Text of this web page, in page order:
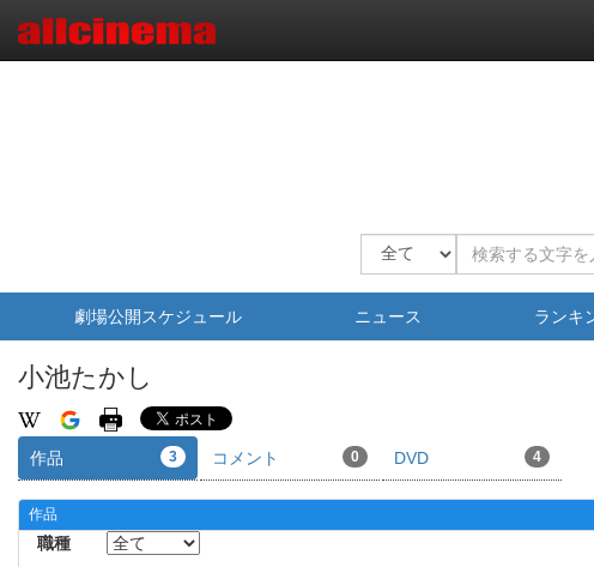
劇場公開スケジュール ニュース ランキ
小池たかし
作品 3 コメント 0 DVD 4
作品
職種